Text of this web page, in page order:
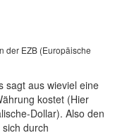
der EZB (Europäische
sagt aus wieviel eine
kostet (Hier
Dollar). Also den
durch